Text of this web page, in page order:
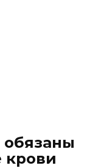
крови